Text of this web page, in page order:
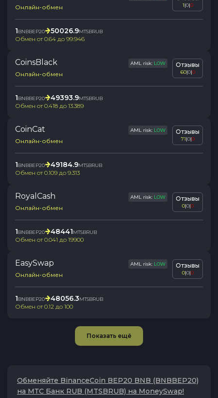
Онлайн-обмен 1|0|0
1BNBBEP20 50026.9MTSBRUB
Обмен от0.64 до 99.946
CoinsBlack AML risk: LOW
Онлайн-обмен
Отзывы
60|0|0
1BNBBEP20 49393.9MTSBRUB
Обмен от0.418 до 13.389
CoinCat AML risk: LOW
Онлайн-обмен
Отзывы
71|0|0
1BNBBEP20 49184.9MTSBRUB
Обмен от0.109 до 9.313
RoyalCash AML risk: LOW
Онлайн-обмен
Отзывы
0|0|0
1BNBBEP20 48441MTSBRUB
Обмен от0.041 до 19900
EasySwap AML risk: LOW
Онлайн-обмен
Отзывы
0|0|0
1BNBBEP20 48056.3MTSBRUB
Обмен от0.12 до 100
Показать ещё
Обменяйте BinanceCoin BEP20 BNB (BNBBEP20)
на МТС Банк RUB (MTSBRUB) на MoneySwap!